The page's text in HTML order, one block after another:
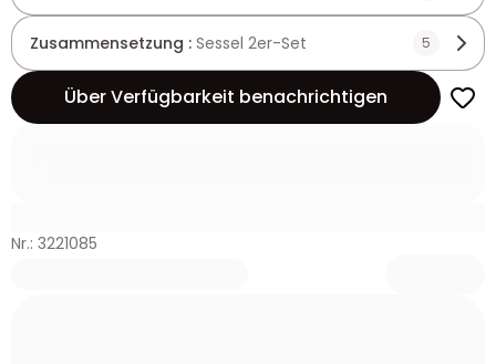
Zusammensetzung : Sessel 2er-Set 5
Über Verfügbarkeit benachrichtigen
Nr.: 3221085